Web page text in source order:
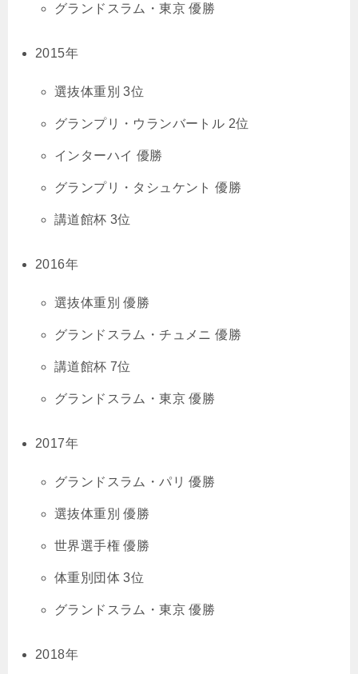
グランドスラム・東京 優勝
2015年
選抜体重別 3位
グランプリ・ウランバートル 2位
インターハイ 優勝
グランプリ・タシュケント 優勝
講道館杯 3位
2016年
選抜体重別 優勝
グランドスラム・チュメニ 優勝
講道館杯 7位
グランドスラム・東京 優勝
2017年
グランドスラム・パリ 優勝
選抜体重別 優勝
世界選手権 優勝
体重別団体 3位
グランドスラム・東京 優勝
2018年